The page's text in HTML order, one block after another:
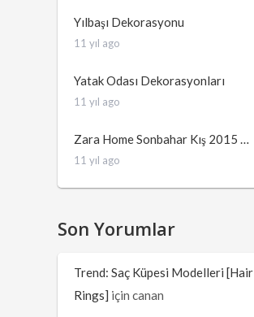
Yılbaşı Dekorasyonu
11 yıl ago
Yatak Odası Dekorasyonları
11 yıl ago
Zara Home Sonbahar Kış 2015 …
11 yıl ago
Son Yorumlar
Trend: Saç Küpesi Modelleri [Hair
Rings] içincanan